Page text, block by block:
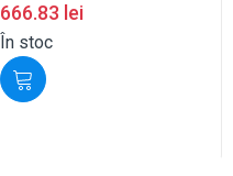
666.83 lei
În stoc